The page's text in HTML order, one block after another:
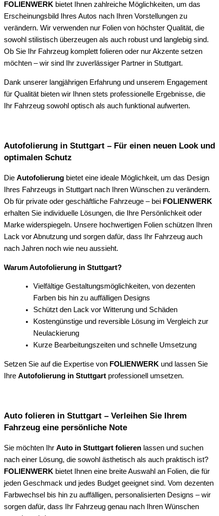
FOLIENWERK bietet Ihnen zahlreiche Möglichkeiten, um das
Erscheinungsbild Ihres Autos nach Ihren Vorstellungen zu
verändern. Wir verwenden nur Folien von höchster Qualität, die
sowohl stilistisch überzeugen als auch robust und langlebig sind.
Ob Sie Ihr Fahrzeug komplett folieren oder nur Akzente setzen
möchten – wir sind Ihr zuverlässiger Partner in Stuttgart.
Dank unserer langjährigen Erfahrung und unserem Engagement
für Qualität bieten wir Ihnen stets professionelle Ergebnisse, die
Ihr Fahrzeug sowohl optisch als auch funktional aufwerten.
Autofolierung in Stuttgart – Für einen neuen Look und
optimalen Schutz
Die Autofolierung bietet eine ideale Möglichkeit, um das Design
Ihres Fahrzeugs in Stuttgart nach Ihren Wünschen zu verändern.
Ob für private oder geschäftliche Fahrzeuge – bei FOLIENWERK
erhalten Sie individuelle Lösungen, die Ihre Persönlichkeit oder
Marke widerspiegeln. Unsere hochwertigen Folien schützen Ihren
Lack vor Abnutzung und sorgen dafür, dass Ihr Fahrzeug auch
nach Jahren noch wie neu aussieht.
Warum Autofolierung in Stuttgart?
Vielfältige Gestaltungsmöglichkeiten, von dezenten
Farben bis hin zu auffälligen Designs
Schützt den Lack vor Witterung und Schäden
Kostengünstige und reversible Lösung im Vergleich zur
Neulackierung
Kurze Bearbeitungszeiten und schnelle Umsetzung
Setzen Sie auf die Expertise von FOLIENWERK und lassen Sie
Ihre Autofolierung in Stuttgart professionell umsetzen.
Auto folieren in Stuttgart – Verleihen Sie Ihrem
Fahrzeug eine persönliche Note
Sie möchten Ihr Auto in Stuttgart folieren lassen und suchen
nach einer Lösung, die sowohl ästhetisch als auch praktisch ist?
FOLIENWERK bietet Ihnen eine breite Auswahl an Folien, die für
jeden Geschmack und jedes Budget geeignet sind. Vom dezenten
Farbwechsel bis hin zu auffälligen, personalisierten Designs – wir
sorgen dafür, dass Ihr Fahrzeug genau nach Ihren Wünschen